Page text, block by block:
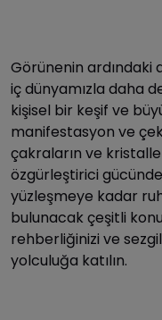
Görünenin ardındaki
iç dünyamızla daha
kişisel bir keşif ve
manifestasyon ve
çakraların ve
özgürleştirici
yüzleşmeye kadar
bulunacak çeşitli
rehberliğinizi ve
yolculuğa katılın.